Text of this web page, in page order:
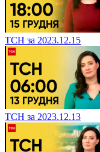
ТСН за 2023.12.15
ТСН за 2023.12.13